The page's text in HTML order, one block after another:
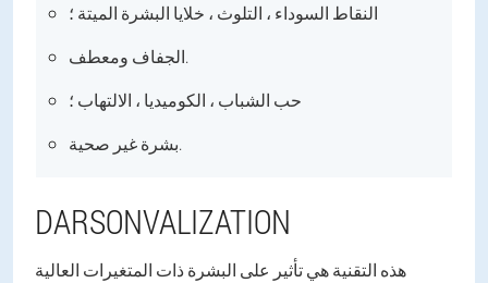
النقاط السوداء ، التلوث ، خلايا البشرة الميتة ؛
الجفاف ومعطف.
حب الشباب ، الكوميديا ، الالتهاب ؛
بشرة غير صحية.
DARSONVALIZATION
هذه التقنية هي تأثير على البشرة ذات المتغيرات العالية